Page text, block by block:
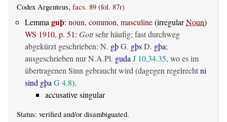
Codex Argenteus, facs. 89 (fol. 87r)
Lemmaguþ: noun, common, masculine(irregularNoun)
WS 1910, p. 51: Gottsehr häufig; fast durchweg
abgekürzt geschrieben: N. gþG. gþsD. gþa;
ausgeschrieben nur N.A.Pl. gudaJ 10,34.35, wo es im
übertragenen Sinn gebraucht wird (dagegen regelrechtni
sind gþaG 4,8).
accusative singular
Status: verified and/or disambiguated.